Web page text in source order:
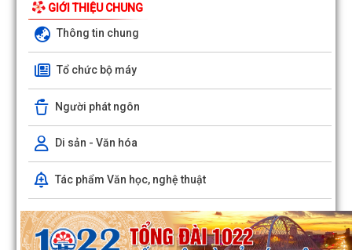
GIỚI THIỆU CHUNG
Thông tin chung
Tổ chức bộ máy
Người phát ngôn
Di sản - Văn hóa
Tác phẩm Văn học, nghệ thuật
Đông Hải triển khai công tác giải phóng mặt bằng Dự án đường sắt